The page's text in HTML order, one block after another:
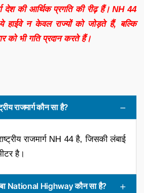
देश की आर्थिक प्रगति की रीढ़ हैं। NH 44
न केवल राज्यों को जोड़ते हैं, बल्कि
को भी गति प्रदान करते हैं।
राजमार्ग कौन सा है?
राजमार्ग NH 44 है, जिसकी लंबाई
है।
National Highway कौन सा है?